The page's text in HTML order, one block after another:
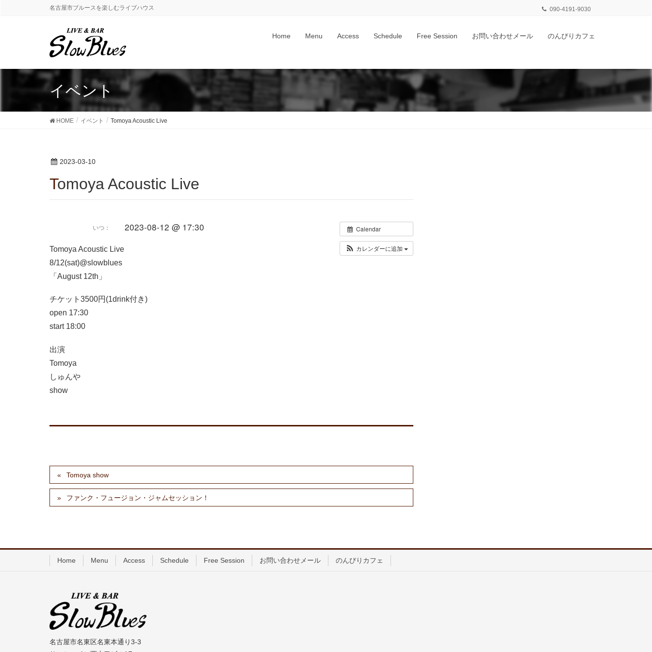
名古屋市ブルースを楽しむライブハウス 090-4191-9030
Home Menu Access Schedule Free Session お問い合わせメール のんびりカフェ
イベント
HOME イベント Tomoya Acoustic Live
2023-03-10
Tomoya Acoustic Live
Calendar
カレンダーに追加
いつ： 2023-08-12 @ 17:30
Tomoya Acoustic Live
8/12(sat)@slowblues
「August 12th」
チケット3500円(1drink付き)
open 17:30
start 18:00
出演
Tomoya
しゅんや
show
Tomoya show
ファンク・フュージョン・ジャムセッション！
Home Menu Access Schedule Free Session お問い合わせメール のんびりカフェ
名古屋市名東区名東本通り3-3